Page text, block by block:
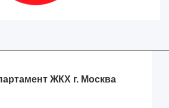
ЖКХ г. Москва